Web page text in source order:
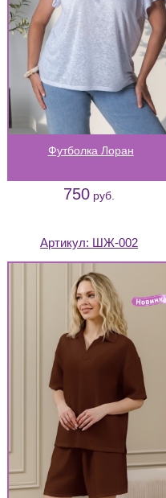
Футболка Лоран
750 руб.
Артикул: ШЖ-002